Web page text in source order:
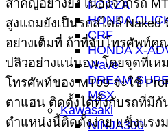
FORZA
HONDA
CRF
HONDA X-
Wave
DREAM
MSX
Kawasaki
NINJA300
สำคัญอย่างยิ่ง เนื่องจากรถ
สูงแถมยังเป็นรถสไตล์
อย่างเต็มที่ ถ้าที่จับโทรศัพท์คุ
ปลิวอย่างแน่นอน โดยจุดที่เห
โทรศัพท์ของ MT09 จะใช้
ตาแฮน ติดตั้งได้ทั้งกับรถที่มี
ตำแหน่งนี้ติดตั้งง่าย แข็งแรง